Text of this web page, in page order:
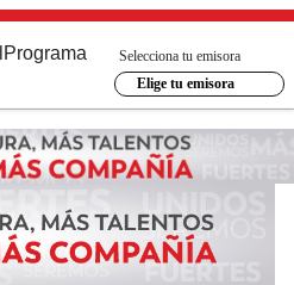
Programa
Selecciona tu emisora
Elige tu emisora